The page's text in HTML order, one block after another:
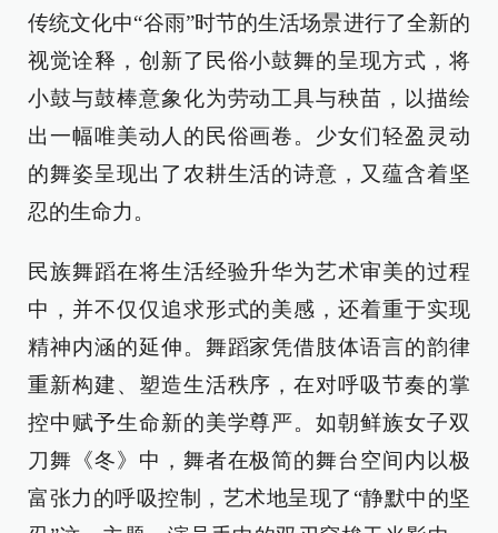
传统文化中“谷雨”时节的生活场景进行了全新的
视觉诠释，创新了民俗小鼓舞的呈现方式，将
小鼓与鼓棒意象化为劳动工具与秧苗，以描绘
出一幅唯美动人的民俗画卷。少女们轻盈灵动
的舞姿呈现出了农耕生活的诗意，又蕴含着坚
忍的生命力。
民族舞蹈在将生活经验升华为艺术审美的过程
中，并不仅仅追求形式的美感，还着重于实现
精神内涵的延伸。舞蹈家凭借肢体语言的韵律
重新构建、塑造生活秩序，在对呼吸节奏的掌
控中赋予生命新的美学尊严。如朝鲜族女子双
刀舞《冬》中，舞者在极简的舞台空间内以极
富张力的呼吸控制，艺术地呈现了“静默中的坚